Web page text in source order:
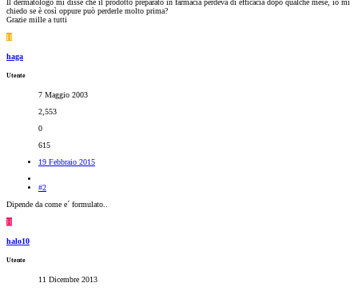
Il dermatologo mi disse che il prodotto preparato in farmacia perdeva di efficacia dopo qualche mese, io mi
chiedo se è così oppure può perderle molto prima?
Grazie mille a tutti
H
haga
Utente
7 Maggio 2003
2,553
0
615
19 Febbraio 2015
#2
Dipende da come e´ formulato..
H
halo10
Utente
11 Dicembre 2013